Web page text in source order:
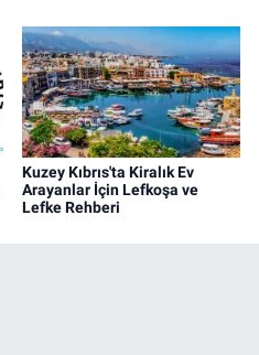
Kuzey Kıbrıs'ta Kiralık Ev
Arayanlar İçin Lefkoşa ve
Lefke Rehberi